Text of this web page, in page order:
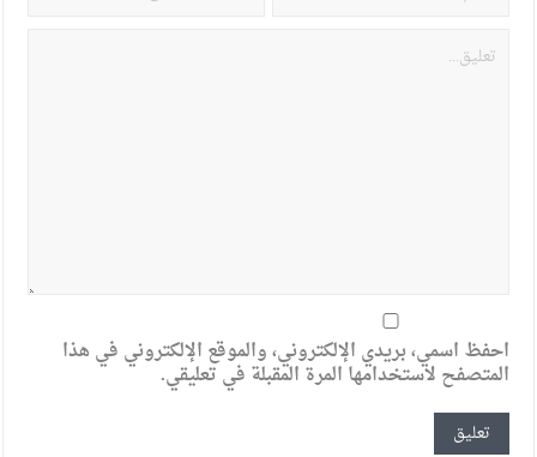
احفظ اسمي، بريدي الإلكتروني، والموقع الإلكتروني في هذا
المتصفح لاستخدامها المرة المقبلة في تعليقي.